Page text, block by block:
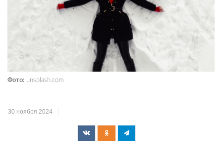
Фото: unsplash.com
30 ноября 2024